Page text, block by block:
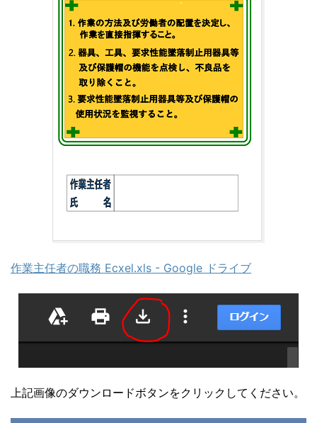
作業主任者の職務 Ecxel.xls - Google ドライブ
上記画像のダウンロードボタンをクリックしてください。